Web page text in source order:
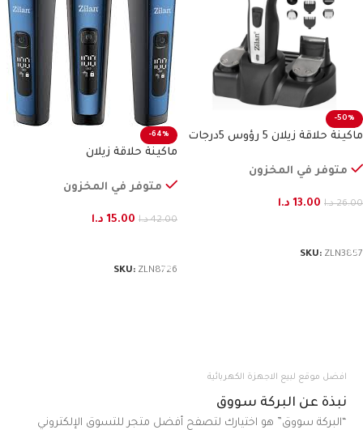
-50%
ماكينة حلاقة زيلان 5 رؤوس 5درجات
متوفر في المخزون
26.00 د.ا 13.00 د.ا
SKU: ZLN3857
-64%
ماكينة حلاقة زيلان
متوفر في المخزون
42.00 د.ا 15.00 د.ا
SKU: ZLN8726
افضل موقع لبيع الاجهزة الكهربائية
نبذة عن البركة سووق
“البركة سووق” هو اختيارك لتصفح أفضل متجر للتسوق الإلكتروني